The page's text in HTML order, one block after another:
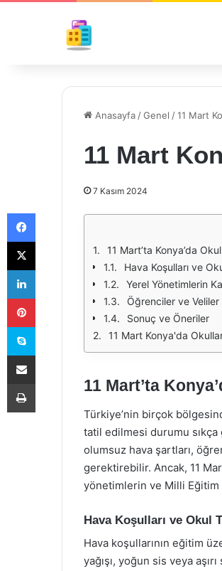
Anasayfa /Genel /11 Mart
11 Mart
7 Kasım 2024
11 Mart’ta Konya’da
Hava Koşulları ve
Yerel Yönetimlerin
Öğrenciler ve
Sonuç ve Öneriler
11 Mart Konya'da
11 Mart’ta
Türkiye’nin birçok
tatil edilmesi durumu sıkça
olumsuz hava şartları,
gerektirebilir. Ancak, 11
yönetimlerin ve Milli Eğitim
Hava Koşulları ve Okul
Hava koşullarının eğitim
yağışı, yoğun sis veya
Facebook
X
LinkedIn
Pinterest
Skype
E-Posta ile paylaş